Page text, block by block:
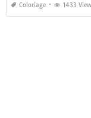
Coloriage 1433